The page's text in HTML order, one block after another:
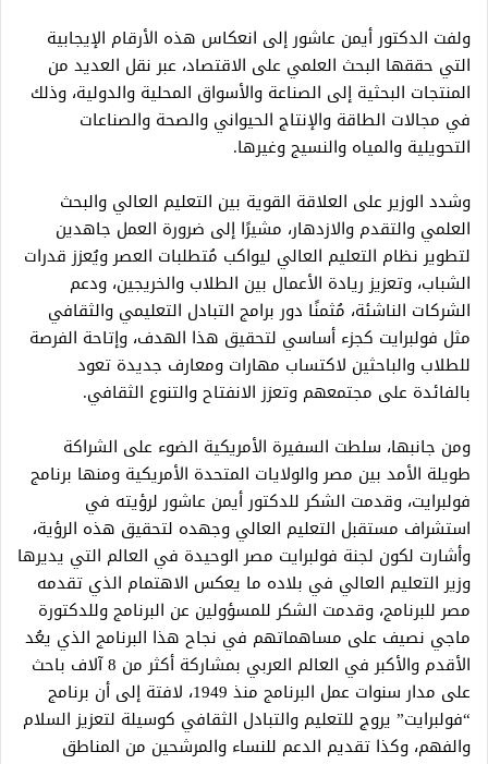
ولفت الدكتور أيمن عاشور إلى انعكاس هذه الأرقام الإيجابية
التي حققها البحث العلمي على الاقتصاد، عبر نقل العديد من
المنتجات البحثية إلى الصناعة والأسواق المحلية والدولية، وذلك
في مجالات الطاقة والإنتاج الحيواني والصحة والصناعات
التحويلية والمياه والنسيج وغيرها.
وشدد الوزير على العلاقة القوية بين التعليم العالي والبحث
العلمي والتقدم والازدهار، مشيرًا إلى ضرورة العمل جاهدين
لتطوير نظام التعليم العالي ليواكب مُتطلبات العصر ويُعزز قدرات
الشباب، وتعزيز ريادة الأعمال بين الطلاب والخريجين، ودعم
الشركات الناشئة، مُثمنًا دور برامج التبادل التعليمي والثقافي
مثل فولبرايت كجزء أساسي لتحقيق هذا الهدف، وإتاحة الفرصة
للطلاب والباحثين لاكتساب مهارات ومعارف جديدة تعود
بالفائدة على مجتمعهم وتعزز الانفتاح والتنوع الثقافي.
ومن جانبها، سلطت السفيرة الأمريكية الضوء على الشراكة
طويلة الأمد بين مصر والولايات المتحدة الأمريكية ومنها برنامج
فولبرايت، وقدمت الشكر للدكتور أيمن عاشور لرؤيته في
استشراف مستقبل التعليم العالي وجهده لتحقيق هذه الرؤية،
وأشارت لكون لجنة فولبرايت مصر الوحيدة في العالم التي يديرها
وزير التعليم العالي في بلاده ما يعكس الاهتمام الذي تقدمه
مصر للبرنامج، وقدمت الشكر للمسؤولين عن البرنامج وللدكتورة
ماجي نصيف على مساهماتهم في نجاح هذا البرنامج الذي يعُد
الأقدم والأكبر في العالم العربي بمشاركة أكثر من 8 آلاف باحث
على مدار سنوات عمل البرنامج منذ 1949، لافتة إلى أن برنامج
“فولبرايت” يروج للتعليم والتبادل الثقافي كوسيلة لتعزيز السلام
والفهم، وكذا تقديم الدعم للنساء والمرشحين من المناطق